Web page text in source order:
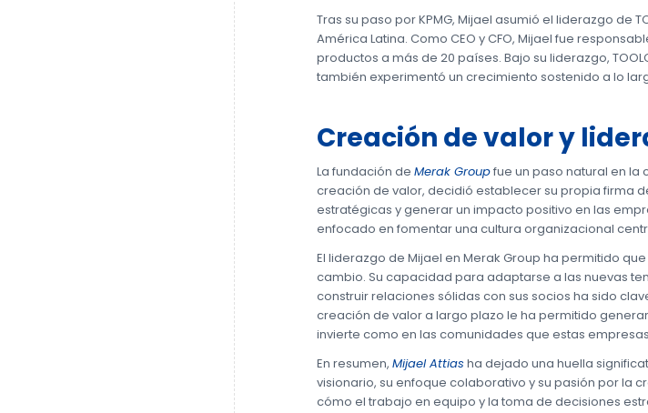
Tras su paso por KPMG, Mijael asumió el liderazgo de
América Latina. Como CEO y CFO, Mijael fue
productos a más de 20 países. Bajo su liderazgo,
también experimentó un crecimiento sostenido a lo
Creación de valor y
La fundación de Merak Groupfue un paso natural en la
creación de valor, decidió establecer su propia firma
estratégicas y generar un impacto positivo en las
enfocado en fomentar una cultura organizacional
El liderazgo de Mijael en Merak Group ha permitido
cambio. Su capacidad para adaptarse a las nuevas
construir relaciones sólidas con sus socios ha sido
creación de valor a largo plazo le ha permitido
invierte como en las comunidades que estas
En resumen, Mijael Attias ha dejado una huella
visionario, su enfoque colaborativo y su pasión por la
cómo el trabajo en equipo y la toma de decisiones